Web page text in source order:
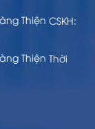
CSKH:
Thời